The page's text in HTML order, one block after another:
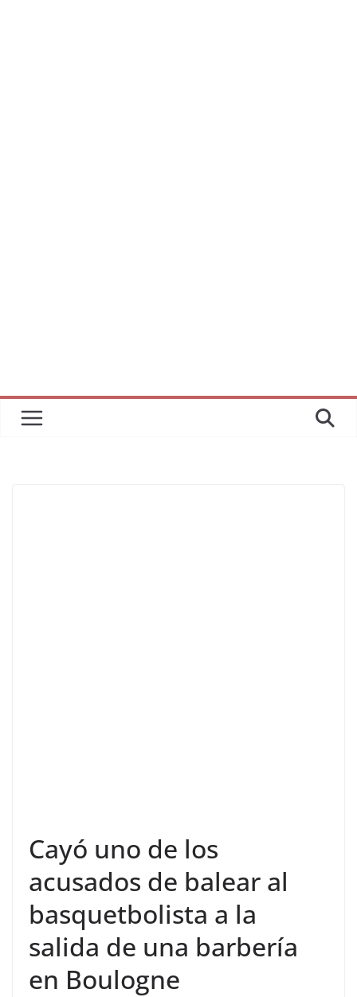
Cayó uno de los
acusados de balear al
basquetbolista a la
salida de una barbería
en Boulogne